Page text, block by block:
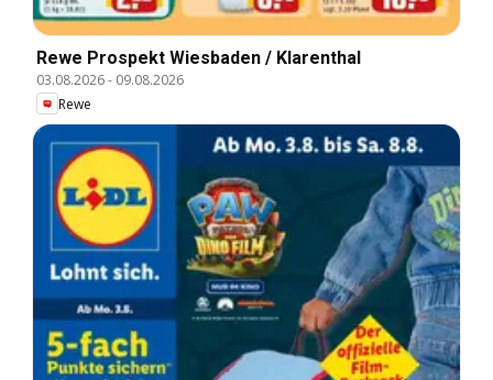
Rewe Prospekt Wiesbaden / Klarenthal
03.08.2026- 09.08.2026
Rewe